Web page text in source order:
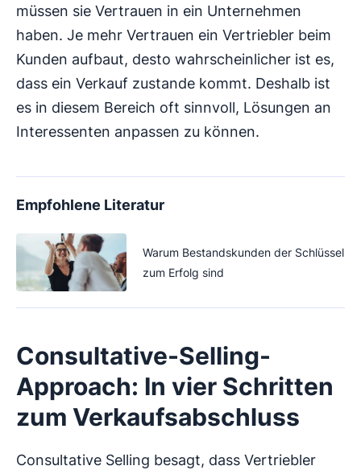
müssen sie Vertrauen in ein Unternehmen
haben. Je mehr Vertrauen ein Vertriebler beim
Kunden aufbaut, desto wahrscheinlicher ist es,
dass ein Verkauf zustande kommt. Deshalb ist
es in diesem Bereich oft sinnvoll, Lösungen an
Interessenten anpassen zu können.
Empfohlene Literatur
Warum Bestandskunden der Schlüssel
zum Erfolg sind
Consultative-Selling-
Approach: In vier Schritten
zum Verkaufsabschluss
Consultative Selling besagt, dass Vertriebler